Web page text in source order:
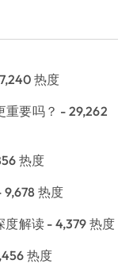
热度
重要吗？ - 29,262
热度
9,678 热度
度解读 - 4,379 热度
热度